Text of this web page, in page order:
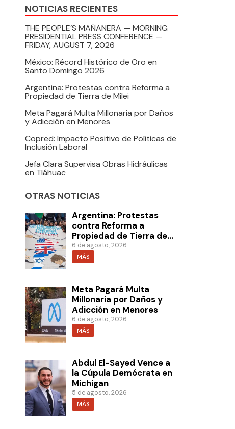
NOTICIAS RECIENTES
THE PEOPLE’S MAÑANERA — MORNING
PRESIDENTIAL PRESS CONFERENCE —
FRIDAY, AUGUST 7, 2026
México: Récord Histórico de Oro en
Santo Domingo 2026
Argentina: Protestas contra Reforma a
Propiedad de Tierra de Milei
Meta Pagará Multa Millonaria por Daños
y Adicción en Menores
Copred: Impacto Positivo de Políticas de
Inclusión Laboral
Jefa Clara Supervisa Obras Hidráulicas
en Tláhuac
OTRAS NOTICIAS
Argentina: Protestas
contra Reforma a
Propiedad de Tierra de
Milei
6 de agosto, 2026
MÁS
Meta Pagará Multa
Millonaria por Daños y
Adicción en Menores
6 de agosto, 2026
MÁS
Abdul El-Sayed Vence a
la Cúpula Demócrata en
Michigan
5 de agosto, 2026
MÁS